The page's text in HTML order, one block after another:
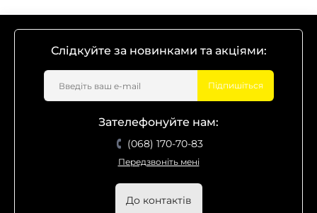
Слідкуйте за новинками та акціями:
Підпишіться
Зателефонуйте нам:
(068) 170-70-83
Передзвоніть мені
До контактів